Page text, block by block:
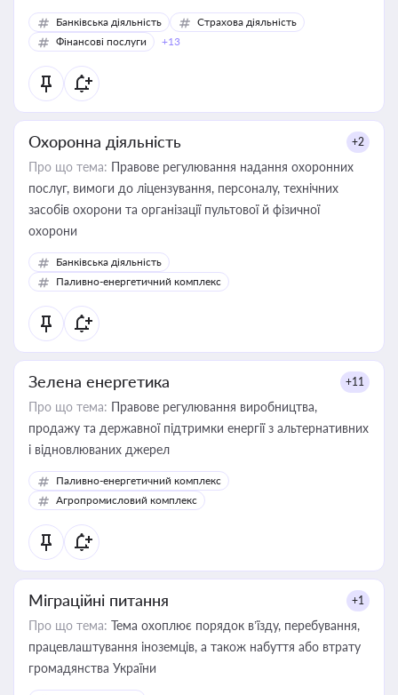
Банківська діяльність
Страхова діяльність
Фінансові послуги
+13
Охоронна діяльність +2
Про що тема: Правове регулювання надання охоронних
послуг, вимоги до ліцензування, персоналу, технічних
засобів охорони та організації пультової й фізичної
охорони
Банківська діяльність
Паливно-енергетичний комплекс
Зелена енергетика +11
Про що тема: Правове регулювання виробництва,
продажу та державної підтримки енергії з альтернативних
і відновлюваних джерел
Паливно-енергетичний комплекс
Агропромисловий комплекс
Міграційні питання +1
Про що тема: Тема охоплює порядок в’їзду, перебування,
працевлаштування іноземців, а також набуття або втрату
громадянства України